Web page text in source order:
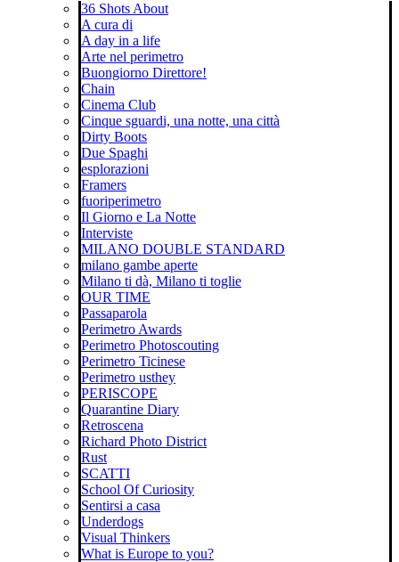
36 Shots About
A cura di
A day in a life
Arte nel perimetro
Buongiorno Direttore!
Chain
Cinema Club
Cinque sguardi, una notte, una città
Dirty Boots
Due Spaghi
esplorazioni
Framers
fuoriperimetro
Il Giorno e La Notte
Interviste
MILANO DOUBLE STANDARD
milano gambe aperte
Milano ti dà, Milano ti toglie
OUR TIME
Passaparola
Perimetro Awards
Perimetro Photoscouting
Perimetro Ticinese
Perimetro usthey
PERISCOPE
Quarantine Diary
Retroscena
Richard Photo District
Rust
SCATTI
School Of Curiosity
Sentirsi a casa
Underdogs
Visual Thinkers
What is Europe to you?